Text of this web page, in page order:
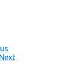
Next